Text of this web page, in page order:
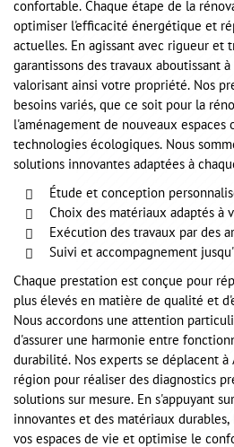
confortable. Chaque étape de la
optimiser l'efficacité énergétique et
actuelles. En agissant avec rigueur et
garantissons des travaux aboutissant
valorisant ainsi votre propriété. Nos
besoins variés, que ce soit pour la
l'aménagement de nouveaux espaces
technologies écologiques. Nous
solutions innovantes adaptées à
Étude et conception
Choix des matériaux adaptés à
Exécution des travaux par des
Suivi et accompagnement
Chaque prestation est conçue pour
plus élevés en matière de qualité et
Nous accordons une attention
d'assurer une harmonie entre
durabilité. Nos experts se déplacent
région pour réaliser des diagnostics
solutions sur mesure. En s'appuyant
innovantes et des matériaux durables,
vos espaces de vie et optimise le